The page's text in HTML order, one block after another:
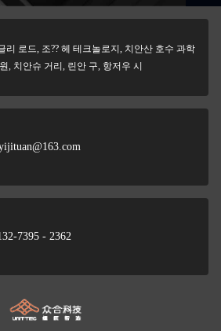
리 로드, 조?? 헤 테크놀로지, 치안산 호수 과학
, 치안슈 거리, 린안 구, 항저우 시
7395 - 2362